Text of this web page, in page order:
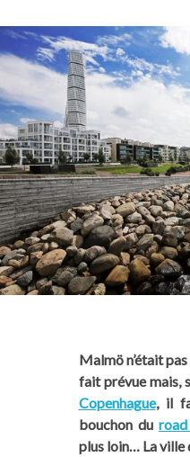
Malmö n’était
fait prévue mais,
Copenhague, il
bouchon du
plus loin… La ville